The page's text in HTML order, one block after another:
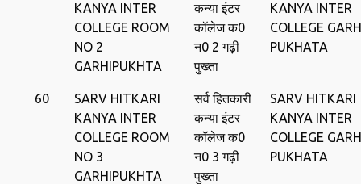
KANYA INTER
COLLEGE ROOM
NO 2
GARHIPUKHTA
कन्या इंटर
कॉलेज क0
न0 2 गढ़ी
पुख्ता
KANYA INTER
COLLEGE
PUKHATA
60
SARV HITKARI
KANYA INTER
COLLEGE ROOM
NO 3
GARHIPUKHTA
सर्व हितकारी
कन्या इंटर
कॉलेज क0
न0 3 गढ़ी
पुख्ता
SARV HITKARI
KANYA INTER
COLLEGE
PUKHATA